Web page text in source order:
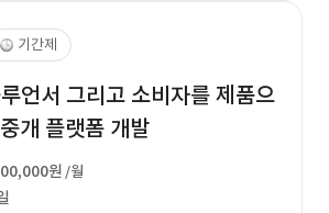
기간제
언서 그리고 소비자를 제품으
개 플랫폼 개발
원 /월